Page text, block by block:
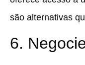
são alternativas
6.